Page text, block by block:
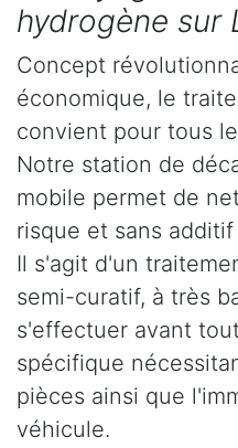
hydrogène sur
Concept
économique, le
convient pour tous
Notre station de
mobile permet de
risque et sans
Il s'agit d'un
semi-curatif, à très
s'effectuer avant
spécifique
pièces ainsi que
véhicule.